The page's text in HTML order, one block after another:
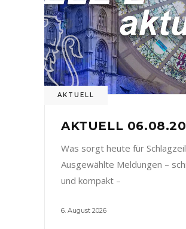
AKTUELL
AKTUELL
Was sorgt heute für
Ausgewählte Meldungen –
und kompakt –
6. August 2026